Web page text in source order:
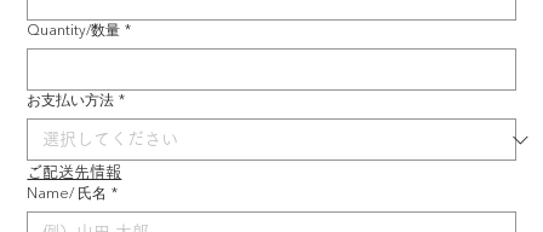
Quantity/数量 *
お支払い方法 *
ご配送先情報
Name/ 氏名 *